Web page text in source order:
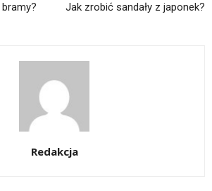
Jak zrobić sandały z japonek?
Redakcja